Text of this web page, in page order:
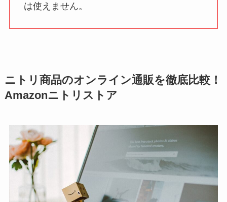
は使えません。
ニトリ商品のオンライン通販を徹底比較！
Amazonニトリストア